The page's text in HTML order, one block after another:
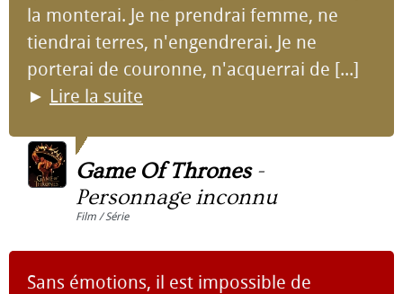
la monterai. Je ne prendrai femme, ne
tiendrai terres, n'engendrerai. Je ne
porterai de couronne, n'acquerrai de [...]
► Lire la suite
Game Of Thrones-
Personnage inconnu
Film / Série
Sans émotions, il est impossible de